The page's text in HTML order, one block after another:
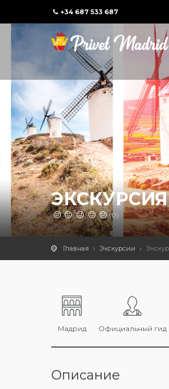
+34 687 533 687
(0)
Главная Экскурсии
Мадрид Официальный гид
Описание